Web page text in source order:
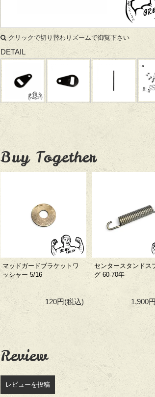
クリックで切り替わりズームで御覧下さい
DETAIL
Buy Together
マッドガードブラケットワ
ッシャー 5/16
120円(税込)
センタースタンドス
グ 60-70年
1,900円
Review
レビューを投稿